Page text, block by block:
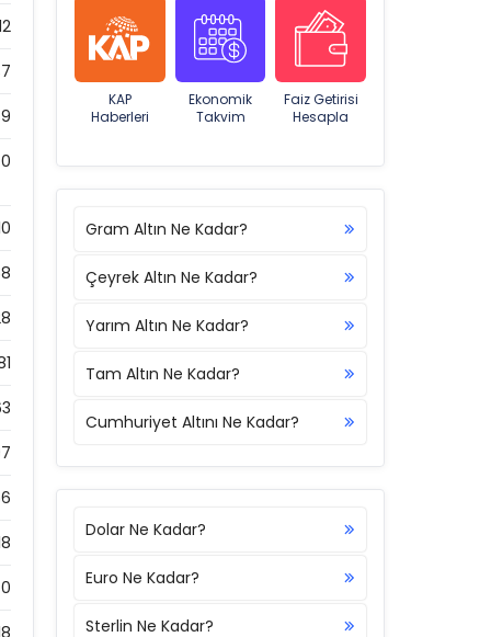
0
0
KAP
Haberleri
Ekonomik
Takvim
Faiz Getirisi
Hesapla
Gram Altın Ne Kadar?
Çeyrek Altın Ne Kadar?
Yarım Altın Ne Kadar?
Tam Altın Ne Kadar?
Cumhuriyet Altını Ne Kadar?
Dolar Ne Kadar?
Euro Ne Kadar?
Sterlin Ne Kadar?